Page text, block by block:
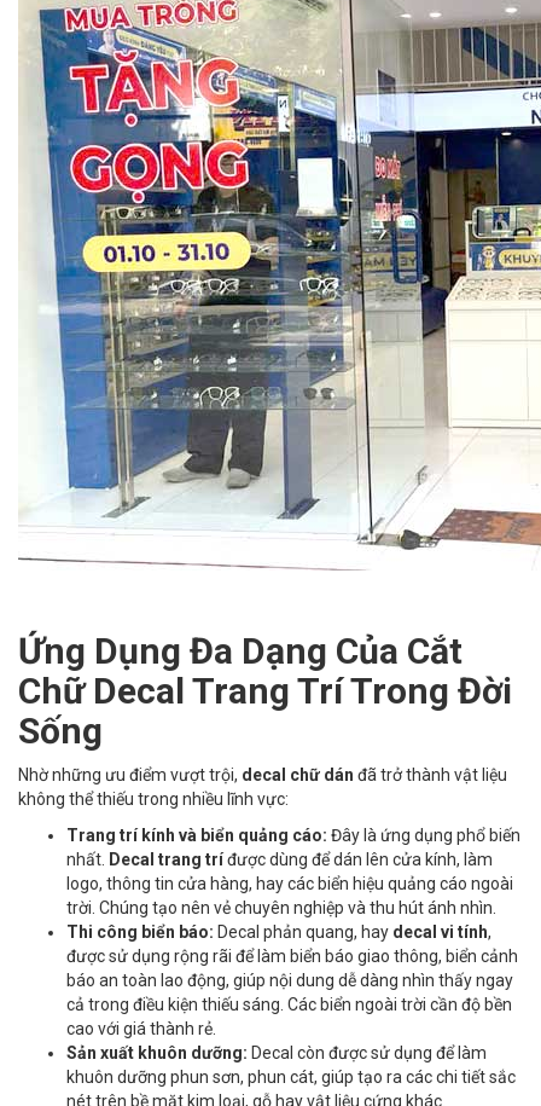
Ứng Dụng Đa Dạng Của Cắt
Chữ Decal Trang Trí Trong Đời
Sống
Nhờ những ưu điểm vượt trội, decal chữ dán đã trở thành vật liệu
không thể thiếu trong nhiều lĩnh vực:
Trang trí kính và biển quảng cáo: Đây là ứng dụng phổ biến
nhất. Decal trang tríđược dùng để dán lên cửa kính, làm
logo, thông tin cửa hàng, hay các biển hiệu quảng cáo ngoài
trời. Chúng tạo nên vẻ chuyên nghiệp và thu hút ánh nhìn.
Thi công biển báo: Decal phản quang, hay decal vi tính,
được sử dụng rộng rãi để làm biển báo giao thông, biển cảnh
báo an toàn lao động, giúp nội dung dễ dàng nhìn thấy ngay
cả trong điều kiện thiếu sáng. Các biển ngoài trời cần độ bền
cao với giá thành rẻ.
Sản xuất khuôn dưỡng: Decal còn được sử dụng để làm
khuôn dưỡng phun sơn, phun cát, giúp tạo ra các chi tiết sắc
nét trên bề mặt kim loại, gỗ hay vật liệu cứng khác.